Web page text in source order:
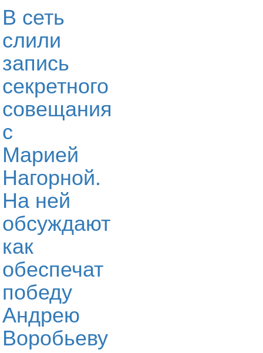
В сеть
слили
запись
секретного
совещания
с
Марией
Нагорной.
На ней
обсуждают
как
обеспечат
победу
Андрею
Воробьеву